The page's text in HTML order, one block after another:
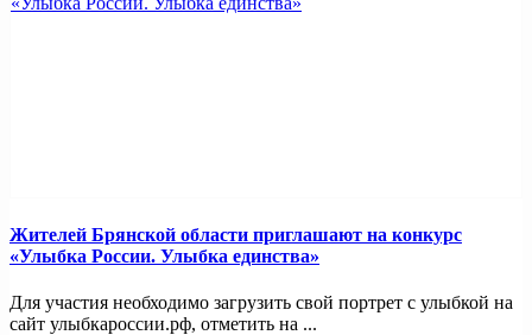
Жителей Брянской области приглашают на конкурс
«Улыбка России. Улыбка единства»
Для участия необходимо загрузить свой портрет с улыбкой на
сайт улыбкароссии.рф, отметить на ...